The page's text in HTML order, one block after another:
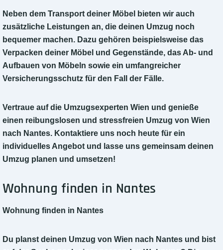
Neben dem Transport deiner Möbel bieten wir auch
zusätzliche Leistungen an, die deinen Umzug noch
bequemer machen. Dazu gehören beispielsweise das
Verpacken deiner Möbel und Gegenstände, das Ab- und
Aufbauen von Möbeln sowie ein umfangreicher
Versicherungsschutz für den Fall der Fälle.
Vertraue auf die Umzugsexperten Wien und genieße
einen reibungslosen und stressfreien Umzug von Wien
nach Nantes. Kontaktiere uns noch heute für ein
individuelles Angebot und lasse uns gemeinsam deinen
Umzug planen und umsetzen!
Wohnung finden in Nantes
Wohnung finden in Nantes
Du planst deinen Umzug von Wien nach Nantes und bist